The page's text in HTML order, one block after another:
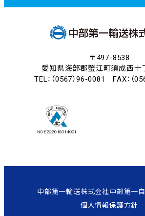
ン
〒497-8538
愛知県海部郡蟹江町須成西十
TEL：（0567）96-0081 FAX：（
中部第一輸送株式会社中部第一
個人情報保護方針